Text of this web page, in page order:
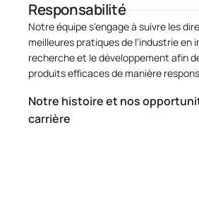
Responsabilité
Notre équipe s'engage à suivre les
meilleures pratiques de l'industrie en
recherche et le développement afin
produits efficaces de manière
Notre histoire et nos
carrière